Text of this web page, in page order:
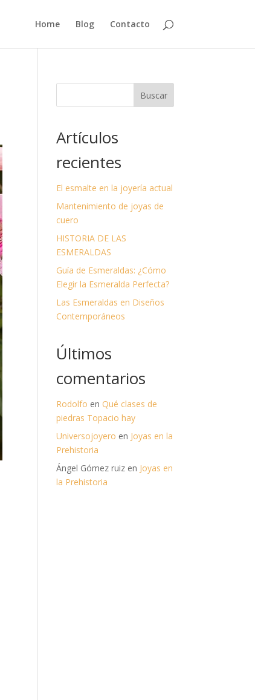
Home Blog Contacto
Buscar
Artículos
recientes
El esmalte en la joyería actual
Mantenimiento de joyas de
cuero
HISTORIA DE LAS
ESMERALDAS
Guía de Esmeraldas: ¿Cómo
Elegir la Esmeralda Perfecta?
Las Esmeraldas en Diseños
Contemporáneos
Últimos
comentarios
Rodolfo enQué clases de
piedras Topacio hay
Universojoyero en Joyas en la
Prehistoria
Ángel Gómez ruiz en Joyas en
la Prehistoria